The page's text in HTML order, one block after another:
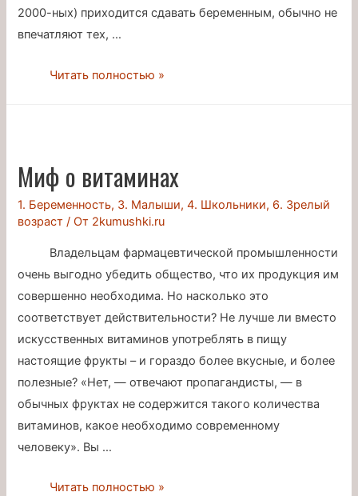
2000-ных) приходится сдавать беременным, обычно не
впечатляют тех, …
Как
Читать полностью »
Миф о витаминах
1. Беременность, 3. Малыши,4. Школьники, 6. Зрелый
возраст / От 2kumushki.ru
Владельцам фармацевтической промышленности
очень выгодно убедить общество, что их продукция им
совершенно необходима. Но насколько это
соответствует действительности? Не лучше ли вместо
искусственных витаминов употреблять в пищу
настоящие фрукты – и гораздо более вкусные, и более
полезные? «Нет, — отвечают пропагандисты, — в
обычных фруктах не содержится такого количества
витаминов, какое необходимо современному
человеку». Вы …
Миф
Читать полностью »